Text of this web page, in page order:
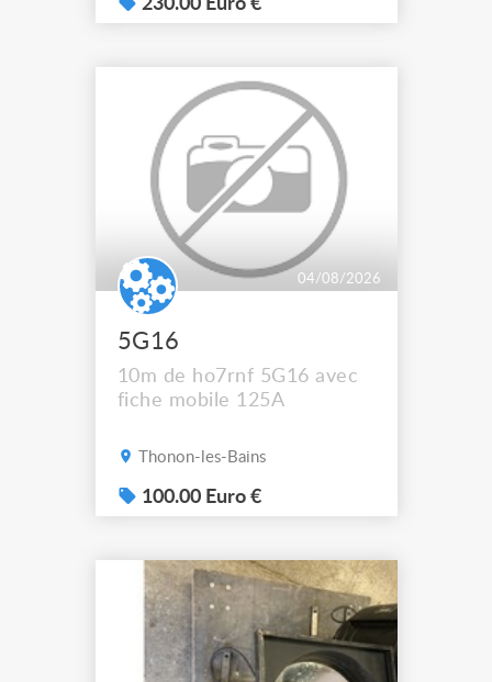
sup sur demande ça ne
passe pas sur l’annonce
230.00 Euro €
04/08/2026
5G16
10m de ho7rnf 5G16 avec
fiche mobile 125A
Thonon-les-Bains
100.00 Euro €